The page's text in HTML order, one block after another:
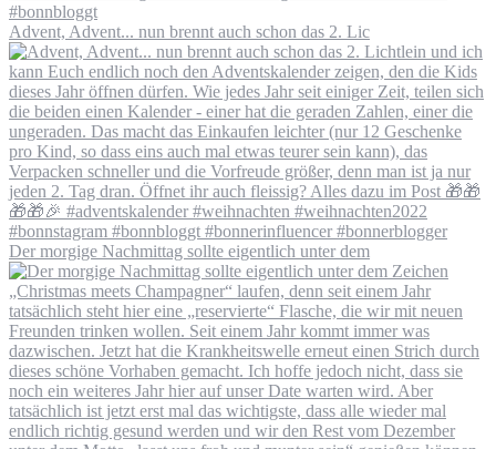
Advent, Advent... nun brennt auch schon das 2. Lic
Der morgige Nachmittag sollte eigentlich unter dem